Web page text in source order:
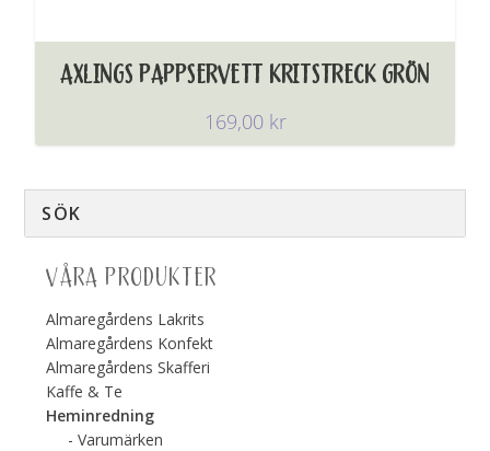
AXLINGS PAPPSERVETT KRITSTRECK GRÖN
169,00 kr
VÅRA PRODUKTER
Almaregårdens Lakrits
Almaregårdens Konfekt
Almaregårdens Skafferi
Kaffe & Te
Heminredning
Varumärken